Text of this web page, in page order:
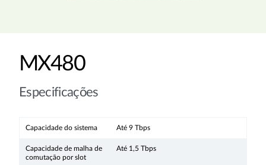
MX480
Especificações
Capacidade do sistema Até 9 Tbps
Capacidade de malha de
comutação por slot
Até 1,5 Tbps